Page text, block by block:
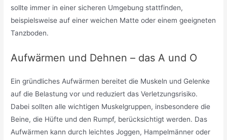
sollte immer in einer sicheren Umgebung stattfinden,
beispielsweise auf einer weichen Matte oder einem geeigneten
Tanzboden.
Aufwärmen und Dehnen – das A und O
Ein gründliches Aufwärmen bereitet die Muskeln und Gelenke
auf die Belastung vor und reduziert das Verletzungsrisiko.
Dabei sollten alle wichtigen Muskelgruppen, insbesondere die
Beine, die Hüfte und den Rumpf, berücksichtigt werden. Das
Aufwärmen kann durch leichtes Joggen, Hampelmänner oder